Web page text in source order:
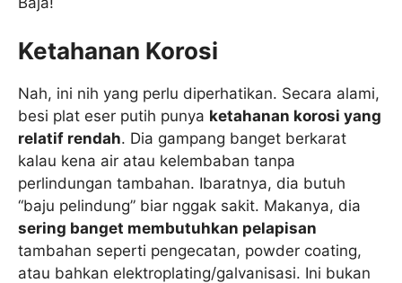
Ketahanan Korosi
Nah, ini nih yang perlu diperhatikan. Secara alami,
besi plat eser putih punya ketahanan korosi yang
relatif rendah. Dia gampang banget berkarat
kalau kena air atau kelembaban tanpa
perlindungan tambahan. Ibaratnya, dia butuh
“baju pelindung” biar nggak sakit. Makanya, dia
sering banget membutuhkan pelapisan
tambahan seperti pengecatan, powder coating,
atau bahkan elektroplating/galvanisasi. Ini bukan